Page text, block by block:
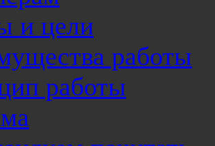
и цели
работы
работы